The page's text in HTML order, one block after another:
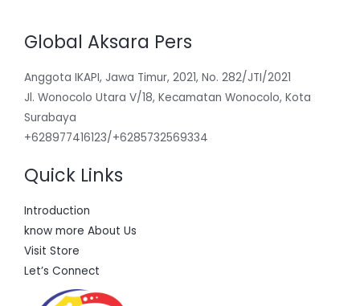
Global Aksara Pers
Anggota IKAPI, Jawa Timur, 2021, No. 282/JTI/2021
Jl. Wonocolo Utara V/18, Kecamatan Wonocolo, Kota
Surabaya
+628977416123/+6285732569334
Quick Links
Introduction
know more About Us
Visit Store
Let’s Connect